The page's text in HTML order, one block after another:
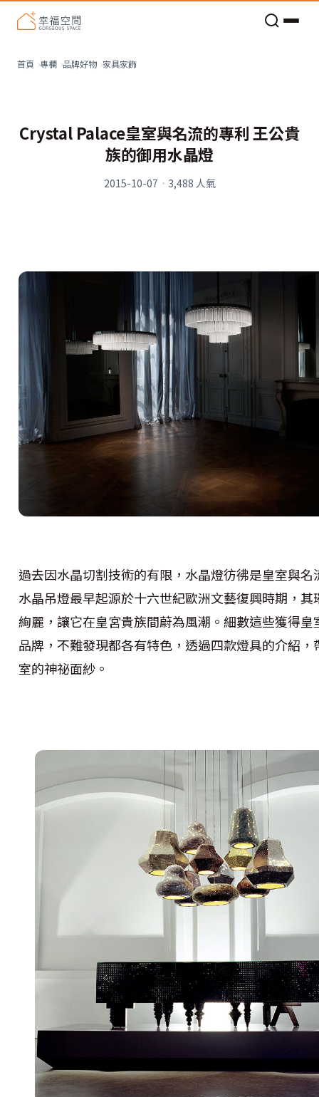
首頁 專欄 品牌好物 家具家飾
Crystal Palace皇室與名流的專利 王公貴
族的御用水晶燈
2015-10-07 · 3,488 人氣
過去因水晶切割技術的有限，水晶燈彷彿是皇室與名
水晶吊燈最早起源於十六世紀歐洲文藝復興時期，其
絢麗，讓它在皇宮貴族間蔚為風潮。細數這些獲得皇
品牌，不難發現都各有特色，透過四款燈具的介紹，
室的神祕面紗。